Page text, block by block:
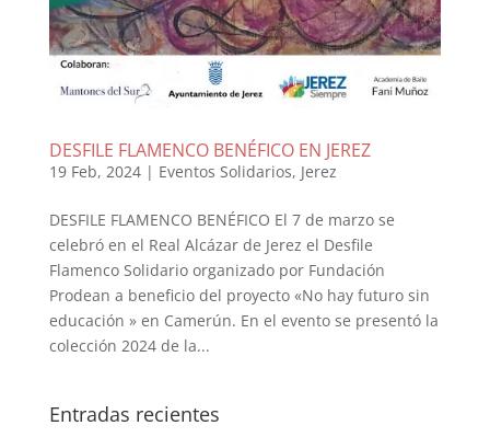
DESFILE FLAMENCO BENÉFICO EN JEREZ
19 Feb, 2024| Eventos Solidarios, Jerez
DESFILE FLAMENCO BENÉFICO El 7 de marzo se
celebró en el Real Alcázar de Jerez el Desfile
Flamenco Solidario organizado por Fundación
Prodean a beneficio del proyecto «No hay futuro sin
educación » en Camerún. En el evento se presentó la
colección 2024 de la...
Entradas recientes